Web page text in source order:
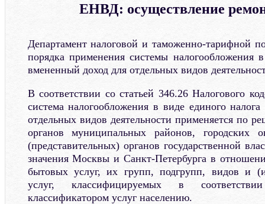
ЕНВД: осуществление
Департамент налоговой и таможенно-тарифной
порядка применения системы налогообложения
вмененный доход для отдельных видов
В соответствии со статьей 346.26 Налогового
система налогообложения в виде единого
отдельных видов деятельности применяется по
органов муниципальных районов, городских
(представительных) органов государственной
значения Москвы и Санкт-Петербурга в
бытовых услуг, их групп, подгрупп, видов и
услуг, классифицируемых в
классификатором услуг населению.